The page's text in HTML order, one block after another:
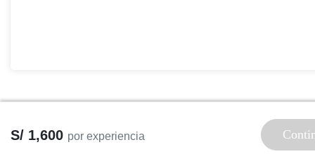
S/ 1,600 por experiencia